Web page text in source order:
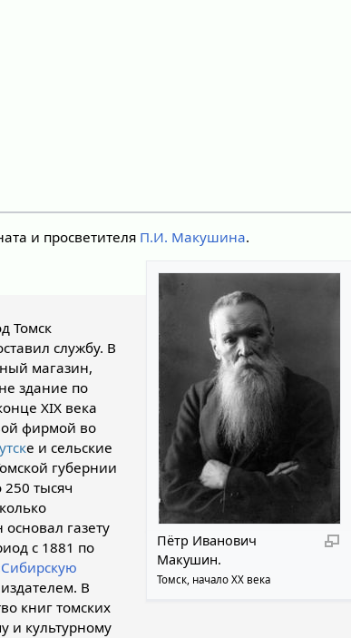
и просветителя П.И. Макушина.
Пётр Иванович
Макушин.
Томск, начало XX века
Томск
службу. В
магазин,
здание по
XIX века
фирмой во
е и сельские
губернии
тысяч
газету
с 1881 по
Сибирскую
В
книг томских
и культурному